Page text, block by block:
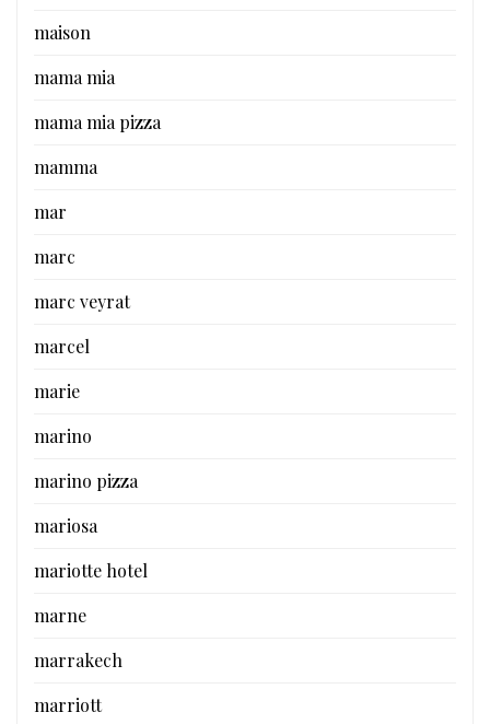
maison
mama mia
mama mia pizza
mamma
mar
marc
marc veyrat
marcel
marie
marino
marino pizza
mariosa
mariotte hotel
marne
marrakech
marriott